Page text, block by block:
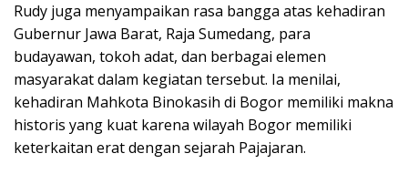
Rudy juga menyampaikan rasa bangga atas kehadiran
Gubernur Jawa Barat, Raja Sumedang, para
budayawan, tokoh adat, dan berbagai elemen
masyarakat dalam kegiatan tersebut. Ia menilai,
kehadiran Mahkota Binokasih di Bogor memiliki makna
historis yang kuat karena wilayah Bogor memiliki
keterkaitan erat dengan sejarah Pajajaran.